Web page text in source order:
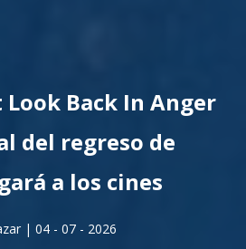
Look Back In Anger
del regreso de
a los cines
| 04 - 07 - 2026